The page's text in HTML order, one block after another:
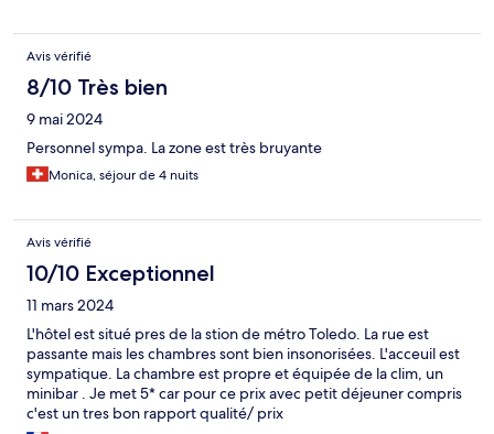
Avis vérifié
8/10 Très bien
9 mai 2024
Personnel sympa. La zone est très bruyante
Monica, séjour de 4 nuits
Avis vérifié
10/10 Exceptionnel
11 mars 2024
L'hôtel est situé pres de la stion de métro Toledo. La rue est
passante mais les chambres sont bien insonorisées. L'acceuil est
sympatique. La chambre est propre et équipée de la clim, un
minibar . Je met 5* car pour ce prix avec petit déjeuner compris
c'est un tres bon rapport qualité/ prix